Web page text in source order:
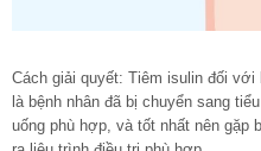
Cách giải quyết: Tiêm isulin đối
là bệnh nhân đã bị chuyển sang
uống phù hợp, và tốt nhất nên gặp